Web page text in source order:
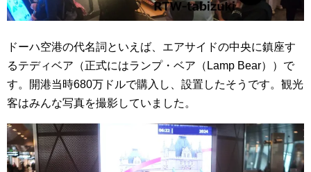
ドーハ空港の代名詞といえば、エアサイドの中央に鎮座す
るテディベア（正式にはランプ・ベア（Lamp Bear））で
す。開港当時680万ドルで購入し、設置したそうです。観光
客はみんな写真を撮影していました。